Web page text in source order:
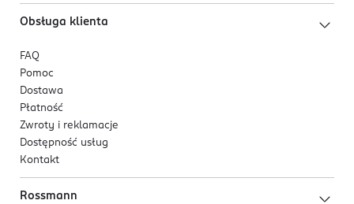
Obsługa klienta
FAQ
Pomoc
Dostawa
Płatność
Zwroty i reklamacje
Dostępność usług
Kontakt
Rossmann